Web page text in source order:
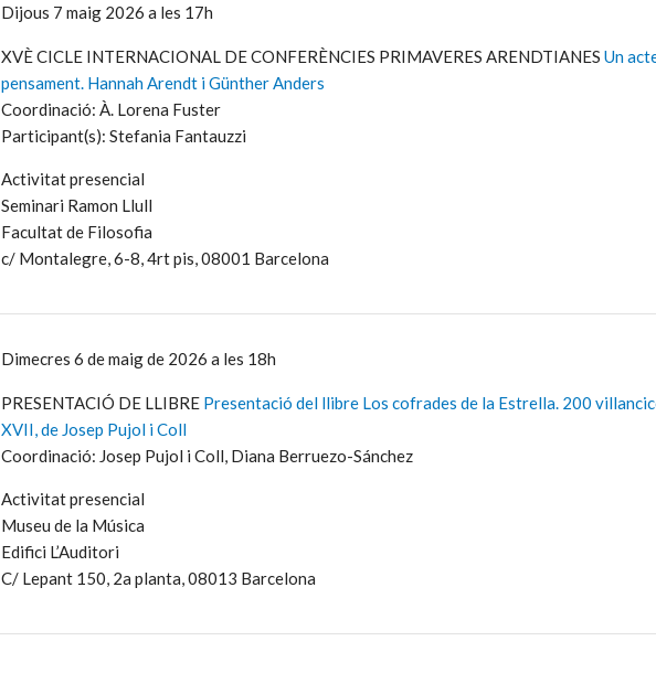
Dijous 7 maig 2026 a les 17h
XVÈ CICLE INTERNACIONAL DE CONFERÈNCIES PRIMAVERES ARENDTIANES Un
pensament. Hannah Arendt i Günther Anders
Coordinació: À. Lorena Fuster
Participant(s): Stefania Fantauzzi
Activitat presencial
Seminari Ramon Llull
Facultat de Filosofia
c/ Montalegre, 6-8, 4rt pis, 08001 Barcelona
Dimecres 6 de maig de 2026 a les 18h
PRESENTACIÓ DE LLIBRE Presentació del llibre Los cofrades de la Estrella. 200
XVII, de Josep Pujol i Coll
Coordinació: Josep Pujol i Coll, Diana Berruezo-Sánchez
Activitat presencial
Museu de la Música
Edifici L’Auditori
C/ Lepant 150, 2a planta, 08013 Barcelona